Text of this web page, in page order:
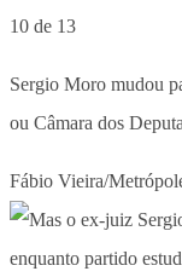
10 de 13
Sergio Moro mudou
ou Câmara dos
Fábio Vieira/